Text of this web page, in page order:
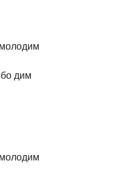
молодим
дим
молодим